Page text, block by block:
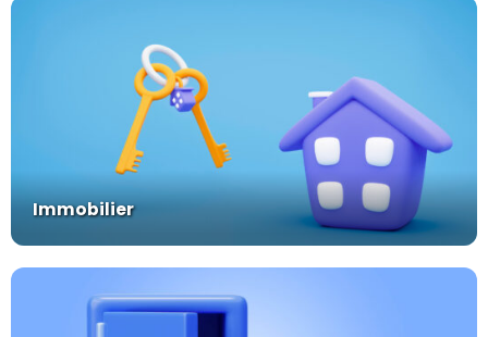
Immobilier